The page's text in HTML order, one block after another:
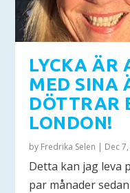
LYCKA ÄR
MED SINA
DÖTTRAR
LONDON!
by Fredrika Selen | Dec
Detta kan jag leva
par månader